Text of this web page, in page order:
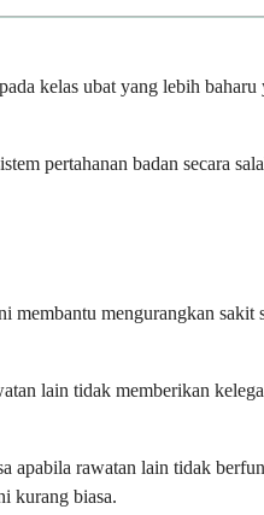
kelas ubat yang lebih
pertahanan badan secara
mengurangkan
lain tidak memberikan
apabila rawatan lain tidak
kurang biasa.